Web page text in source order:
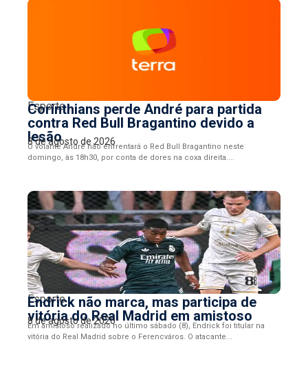
Esporte
Corinthians perde André para partida
contra Red Bull Bragantino devido a
lesão
8 de agosto de 2026
O volante André não enfrentará o Red Bull Bragantino neste
domingo, às 18h30, por conta de dores na coxa direita....
Esporte
Endrick não marca, mas participa de
vitória do Real Madrid em amistoso
8 de agosto de 2026
Em amistoso realizado no último sábado (8), Endrick foi titular na
vitória do Real Madrid sobre o Ferencváros. O atacante...